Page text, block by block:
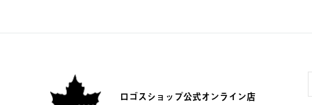
ロゴスショップ公式オンライン店